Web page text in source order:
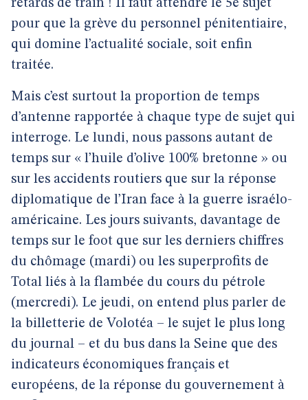
retards de train ! Il faut attendre le 5e sujet
pour que la grève du personnel pénitentiaire,
qui domine l’actualité sociale, soit enfin
traitée.
Mais c’est surtout la proportion de temps
d’antenne rapportée à chaque type de sujet qui
interroge. Le lundi, nous passons autant de
temps sur « l’huile d’olive 100% bretonne » ou
sur les accidents routiers que sur la réponse
diplomatique de l’Iran face à la guerre israélo-
américaine. Les jours suivants, davantage de
temps sur le foot que sur les derniers chiffres
du chômage (mardi) ou les superprofits de
Total liés à la flambée du cours du pétrole
(mercredi). Le jeudi, on entend plus parler de
la billetterie de Volotéa – le sujet le plus long
du journal – et du bus dans la Seine que des
indicateurs économiques français et
européens, de la réponse du gouvernement à